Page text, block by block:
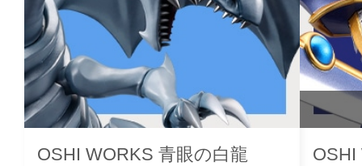
OSHI WORKS 青眼の白龍